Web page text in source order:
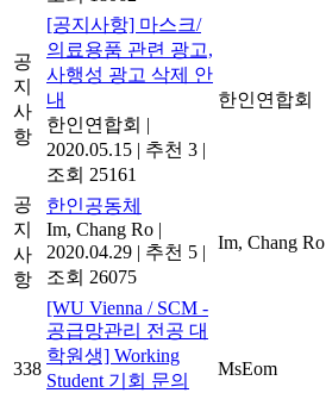
공
지
사
항
[공지사항] 마스크/
의료용품 관련 광고,
사행성 광고 삭제 안
내
한인연합회 |
2020.05.15 | 추천 3 |
조회 25161
한인연합회
공
지
사
항
한인공동체
Im, Chang Ro |
2020.04.29 | 추천 5 |
조회 26075
Im, Chang Ro
338
[WU Vienna / SCM -
공급망관리 전공 대
학원생] Working
Student 기회 문의
MsEom